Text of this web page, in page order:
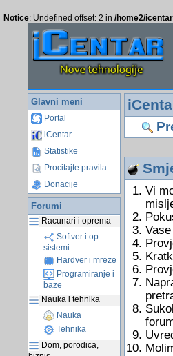
Notice: Undefined offset: 2 in /home2/
Glavni meni
Portal
iCentar
Statistike
Procitajte pravila
Donacije
Forumi
Racunari i oprema
Softver i op.
sistemi
Hardver i mreze
Programiranje i
baze
Nauka i tehnika
Nauka
Tehnika
Dom, porodica,
Vi